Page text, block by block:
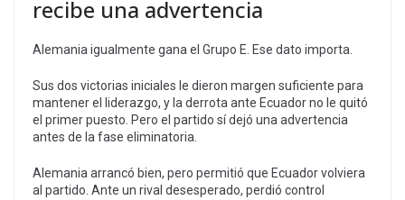
recibe una advertencia
Alemania igualmente gana el Grupo E. Ese dato importa.
Sus dos victorias iniciales le dieron margen suficiente para
mantener el liderazgo, y la derrota ante Ecuador no le quitó
el primer puesto. Pero el partido sí dejó una advertencia
antes de la fase eliminatoria.
Alemania arrancó bien, pero permitió que Ecuador volviera
al partido. Ante un rival desesperado, perdió control